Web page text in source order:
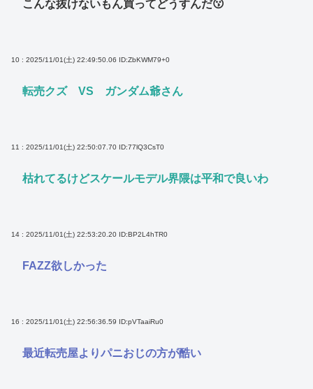
こんな抜けないもん買ってどうすんだ😗
10 : 2025/11/01(土) 22:49:50.06 ID:ZbKWM79+0
転売クズ VS ガンダム爺さん
11 : 2025/11/01(土) 22:50:07.70 ID:77lQ3CsT0
枯れてるけどスケールモデル界隈は平和で良いわ
14 : 2025/11/01(土) 22:53:20.20 ID:BP2L4hTR0
FAZZ欲しかった
16 : 2025/11/01(土) 22:56:36.59 ID:pVTaaiRu0
最近転売屋よりパニおじの方が酷い